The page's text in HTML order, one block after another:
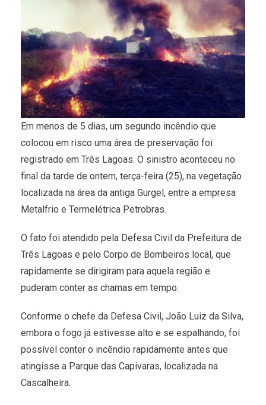
Em menos de 5 dias, um segundo incêndio que
colocou em risco uma área de preservação foi
registrado em Três Lagoas. O sinistro aconteceu no
final da tarde de ontem, terça-feira (25), na vegetação
localizada na área da antiga Gurgel, entre a empresa
Metalfrio e Termelétrica Petrobras.
O fato foi atendido pela Defesa Civil da Prefeitura de
Três Lagoas e pelo Corpo de Bombeiros local, que
rapidamente se dirigiram para aquela região e
puderam conter as chamas em tempo.
Conforme o chefe da Defesa Civil, João Luiz da Silva,
embora o fogo já estivesse alto e se espalhando, foi
possível conter o incêndio rapidamente antes que
atingisse a Parque das Capivaras, localizada na
Cascalheira.